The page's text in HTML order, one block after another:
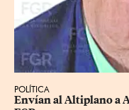
POLÍTICA
Envían al Altiplano a